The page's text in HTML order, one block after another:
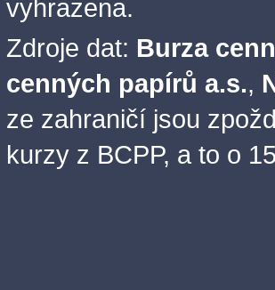
vyhrazena.
Zdroje dat: Burza
cenných papírů a.s.,
ze zahraničí jsou
kurzy z BCPP, a to o